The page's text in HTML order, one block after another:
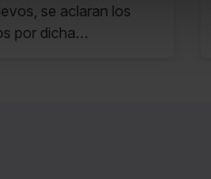
se aclaran los
por dicha